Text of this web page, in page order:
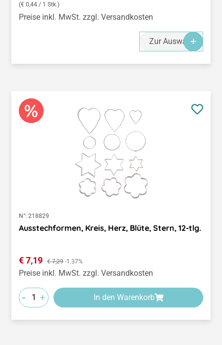
(€ 0,44 / 1 Stk.)
Preise inkl. MwSt. zzgl. Versandkosten
Zur Auswahl
N°: 218829
Ausstechformen, Kreis, Herz, Blüte, Stern, 12-tlg.
Verkaufspreis:
€ 7,19 Regulärer Preis:
€ 7,29 -1.37%
Preise inkl. MwSt. zzgl. Versandkosten
- + In den Warenkorb